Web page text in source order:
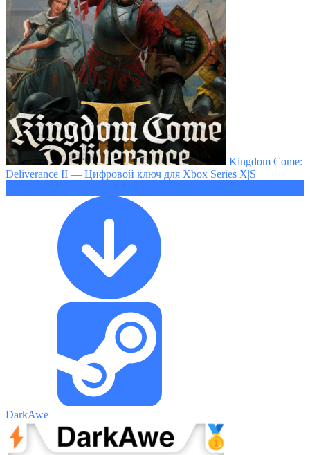
Kingdom Come:
Deliverance II — Цифровой ключ для Xbox Series X|S
DarkAwe